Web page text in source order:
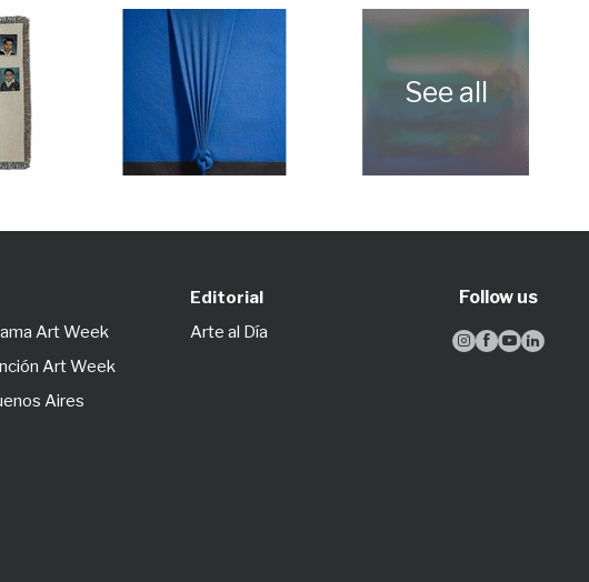
Art Week
Art Week
Aires
Editorial
Arte al Día
Follow us
   